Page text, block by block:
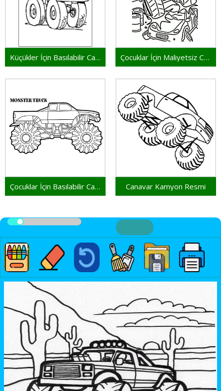
Küçükler İçin Basılabilir Canavar Kamyon Çocuklar İçin Maliyetsiz Canavar Kamyon
Çocuklar İçin Basılabilir Canavar Kamyon Canavar Kamyon Resmi